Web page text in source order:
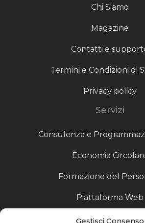
Gestisci Consenso
Chi Siamo
Magazine
Contatti e
Termini e Condizioni di
Privacy policy
Servizi
Consulenza e
Economia
Formazione del
Piattaforma Web
Scouting fornitori